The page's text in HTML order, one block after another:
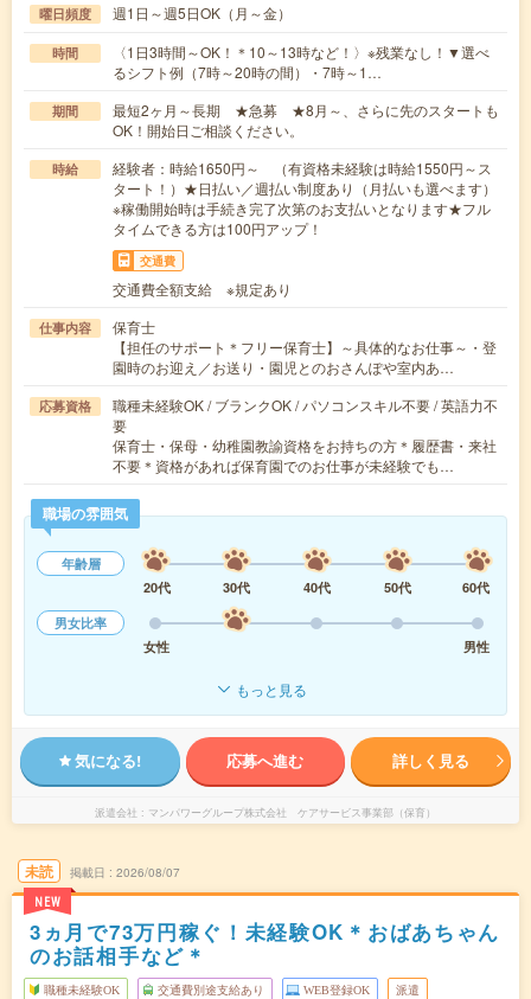
曜日頻度 週1日～週5日OK（月～金）
時間
〈1日3時間～OK！＊10～13時など！〉※残業なし！▼選べ
るシフト例（7時～20時の間）・7時～1…
期間
最短2ヶ月～長期 ★急募 ★8月～、さらに先のスタートも
OK！開始日ご相談ください。
時給
経験者：時給1650円～ （有資格未経験は時給1550円～ス
タート！）★日払い／週払い制度あり（月払いも選べます）
※稼働開始時は手続き完了次第のお支払いとなります★フル
タイムできる方は100円アップ！
交通費
交通費全額支給 ※規定あり
仕事内容
保育士
【担任のサポート＊フリー保育士】～具体的なお仕事～・登
園時のお迎え／お送り・園児とのおさんぽや室内あ…
応募資格
職種未経験OK / ブランクOK / パソコンスキル不要 / 英語力不
要
保育士・保母・幼稚園教諭資格をお持ちの方＊履歴書・来社
不要＊資格があれば保育園でのお仕事が未経験でも…
職場の雰囲気
年齢層
20代
30代 40代 50代
60代
男女比率
女性
男性
もっと見る
気になる! 応募へ進む 詳しく見る
派遣会社 マンパワーグループ株式会社 ケアサービス事業部（保育）
未読
NEW
掲載日 2026/08/07
3ヵ月で73万円稼ぐ！未経験OK＊おばあちゃん
のお話相手など＊
職種未経験OK 交通費別途支給あり WEB登録OK 派遣